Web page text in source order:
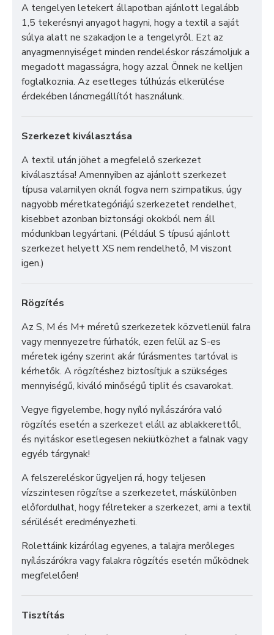
A tengelyen letekert állapotban ajánlott legalább
1,5 tekerésnyi anyagot hagyni, hogy a textil a saját
súlya alatt ne szakadjon le a tengelyről. Ezt az
anyagmennyiséget minden rendeléskor rászámoljuk a
megadott magasságra, hogy azzal Önnek ne kelljen
foglalkoznia. Az esetleges túlhúzás elkerülése
érdekében láncmegállítót használunk.
Szerkezet kiválasztása
A textil után jöhet a megfelelő szerkezet
kiválasztása! Amennyiben az ajánlott szerkezet
típusa valamilyen oknál fogva nem szimpatikus, úgy
nagyobb méretkategóriájú szerkezetet rendelhet,
kisebbet azonban biztonsági okokból nem áll
módunkban legyártani. (Például S típusú ajánlott
szerkezet helyett XS nem rendelhető, M viszont
igen.)
Rögzítés
Az S, M és M+ méretű szerkezetek közvetlenül falra
vagy mennyezetre fúrhatók, ezen felül az S-es
méretek igény szerint akár fúrásmentes tartóval is
kérhetők. A rögzítéshez biztosítjuk a szükséges
mennyiségű, kiváló minőségű tiplit és csavarokat.
Vegye figyelembe, hogy nyíló nyílászáróra való
rögzítés esetén a szerkezet eláll az ablakkerettől,
és nyitáskor esetlegesen nekiütközhet a falnak vagy
egyéb tárgynak!
A felszereléskor ügyeljen rá, hogy teljesen
vízszintesen rögzítse a szerkezetet, máskülönben
előfordulhat, hogy félreteker a szerkezet, ami a textil
sérülését eredményezheti.
Rolettáink kizárólag egyenes, a talajra merőleges
nyílászárókra vagy falakra rögzítés esetén működnek
megfelelően!
Tisztítás